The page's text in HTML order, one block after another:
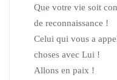
Que votre vie soit
de reconnaissance !
Celui qui vous a
choses avec Lui !
Allons en paix !